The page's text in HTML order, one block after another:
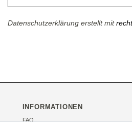
Datenschutzerklärung erstellt mit
INFORMATIONEN
FAQ